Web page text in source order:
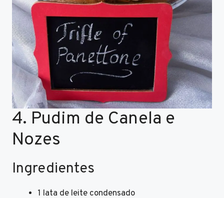
4. Pudim de Canela e
Nozes
Ingredientes
1 lata de leite condensado